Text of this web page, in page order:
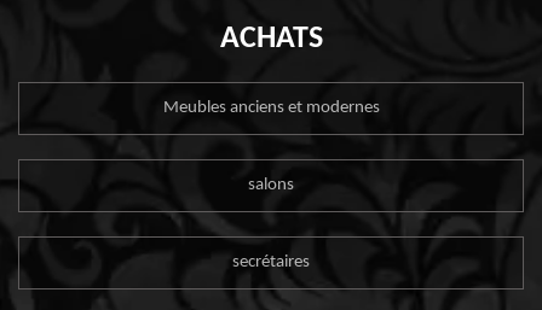
ACHATS
Meubles anciens et modernes
salons
secrétaires